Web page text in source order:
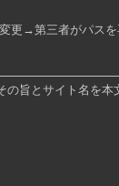
更→第三者がパス
の旨とサイト名を本